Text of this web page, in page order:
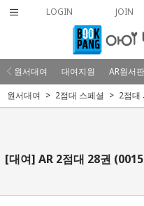
LOGIN JOIN
원서대여 대여지원 AR원서
원서대여
2점대 스페셜 2점대
[대여] AR 2점대 28권